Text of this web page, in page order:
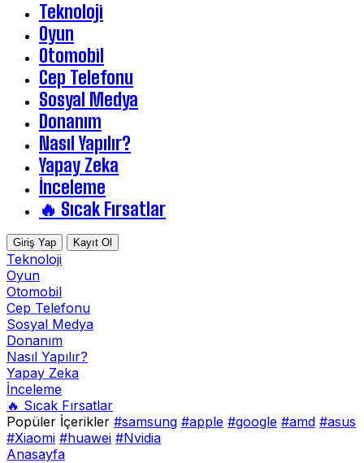
Teknoloji
Oyun
Otomobil
Cep Telefonu
Sosyal Medya
Donanım
Nasıl Yapılır?
Yapay Zeka
İnceleme
🔥 Sıcak Fırsatlar
Giriş Yap Kayıt Ol
Teknoloji
Oyun
Otomobil
Cep Telefonu
Sosyal Medya
Donanım
Nasıl Yapılır?
Yapay Zeka
İnceleme
🔥 Sıcak Fırsatlar
Popüler İçerikler #samsung #apple #google #amd #asus
#Xiaomi #huawei #Nvidia
Anasayfa